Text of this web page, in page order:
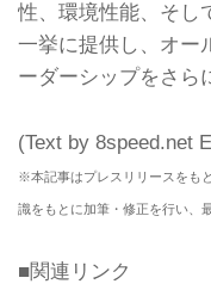
性、環境性能、そし
一挙に提供し、オー
ーダーシップをさら
(Text by 8speed.net
※本記事はプレスリリースをも
識をもとに加筆・修正を行い、
■関連リンク